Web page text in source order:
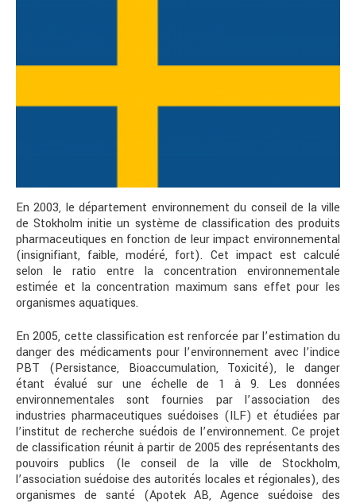
En 2003, le département environnement du conseil de la ville
de Stokholm initie un système de classification des produits
pharmaceutiques en fonction de leur impact environnemental
(insignifiant, faible, modéré, fort). Cet impact est calculé
selon le ratio entre la concentration environnementale
estimée et la concentration maximum sans effet pour les
organismes aquatiques.
En 2005, cette classification est renforcée par l’estimation du
danger des médicaments pour l’environnement avec l’indice
PBT (Persistance, Bioaccumulation, Toxicité), le danger
étant évalué sur une échelle de 1 à 9. Les données
environnementales sont fournies par l’association des
industries pharmaceutiques suédoises (ILF) et étudiées par
l’institut de recherche suédois de l’environnement. Ce projet
de classification réunit à partir de 2005 des représentants des
pouvoirs publics (le conseil de la ville de Stockholm,
l’association suédoise des autorités locales et régionales), des
organismes de santé (Apotek AB, Agence suédoise des